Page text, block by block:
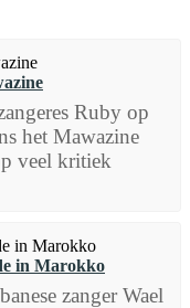
Ruby op
het Mawazine
veel kritiek
in Marokko
zanger Wael